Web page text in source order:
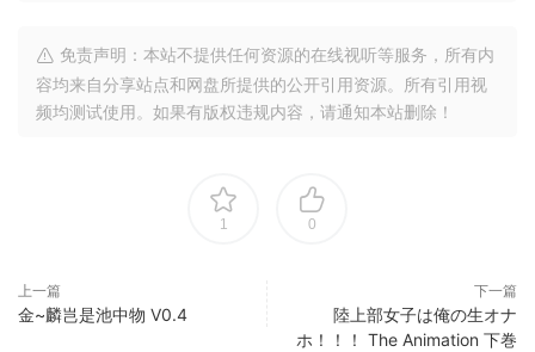
免责声明：本站不提供任何资源的在线视听等服务，所有内
容均来自分享站点和网盘所提供的公开引用资源。所有引用视
频均测试使用。如果有版权违规内容，请通知本站删除！
1 0
上一篇
金~麟岂是池中物 V0.4
下一篇
陸上部女子は俺の生オナ
ホ！！！ The Animation 下巻